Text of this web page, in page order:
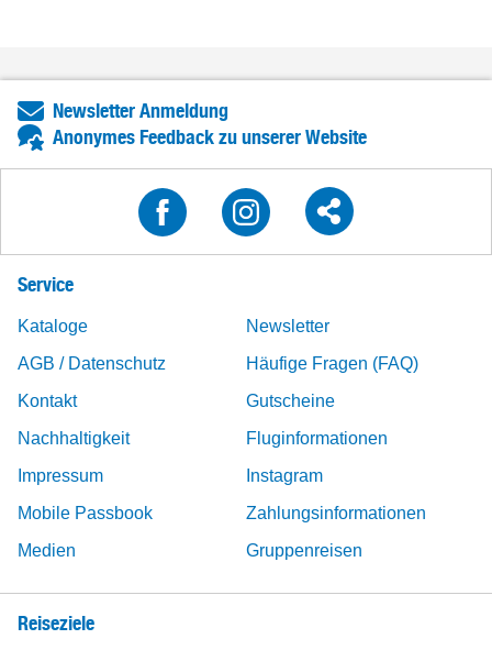
Newsletter Anmeldung
Anonymes Feedback zu unserer Website
Service
Kataloge
Newsletter
AGB / Datenschutz
Häufige Fragen (FAQ)
Kontakt
Gutscheine
Nachhaltigkeit
Fluginformationen
Impressum
Instagram
Mobile Passbook
Zahlungsinformationen
Medien
Gruppenreisen
Reiseziele